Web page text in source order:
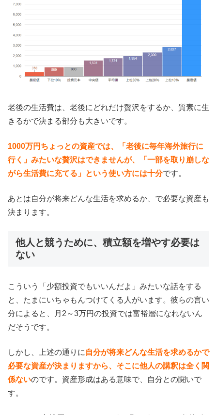
老後の生活費は、老後にどれだけ贅沢をするか、質素に生
きるかで決まる部分も大きいです。
1000万円ちょっとの資産では、「老後に毎年海外旅行に
行く」みたいな贅沢はできませんが、「一部を取り崩しな
がら生活費に充てる」という使い方には十分です。
あとは自分が将来どんな生活を求めるか、で必要な資産も
決まります。
他人と競うために、積立額を増やす必要は
ない
こういう「少額投資でもいいんだよ」みたいな話をする
と、たまにいちゃもんつけてくる人がいます。彼らの言い
分によると、月2～3万円の投資では富裕層になれないん
だそうです。
しかし、上述の通りに 自分が将来どんな生活を求めるかで
必要な資産が決まりますから、そこに他人の講釈は全く関
係ないのです。資産形成はある意味で、自分との闘いで
す。